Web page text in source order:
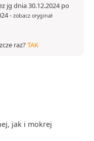
jg dnia 30.12.2024 po
- zobacz oryginał
raz?TAK
jak i mokrej